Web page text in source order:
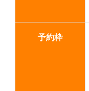
予約枠